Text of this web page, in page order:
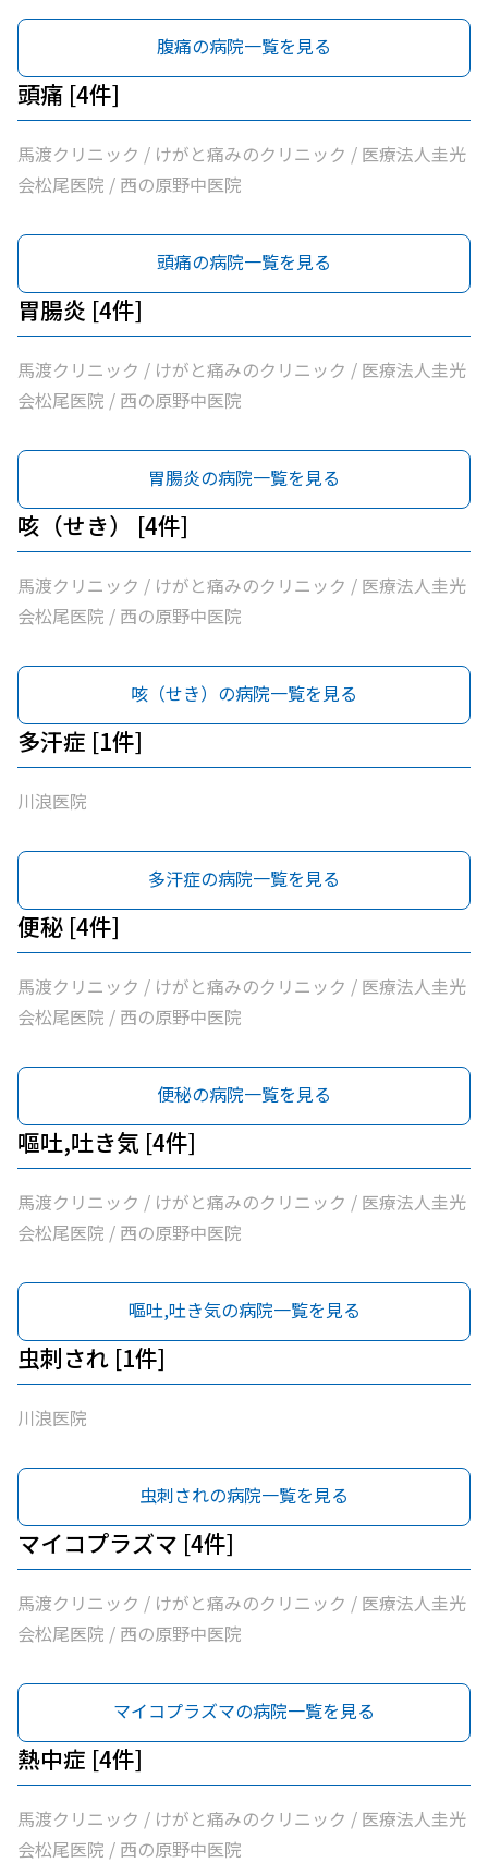
腹痛の病院一覧を見る
頭痛 [4件]
馬渡クリニック / けがと痛みのクリニック / 医療法人圭光
会松尾医院 / 西の原野中医院
頭痛の病院一覧を見る
胃腸炎 [4件]
馬渡クリニック / けがと痛みのクリニック / 医療法人圭光
会松尾医院 / 西の原野中医院
胃腸炎の病院一覧を見る
咳（せき） [4件]
馬渡クリニック / けがと痛みのクリニック / 医療法人圭光
会松尾医院 / 西の原野中医院
咳（せき）の病院一覧を見る
多汗症 [1件]
川浪医院
多汗症の病院一覧を見る
便秘 [4件]
馬渡クリニック / けがと痛みのクリニック / 医療法人圭光
会松尾医院 / 西の原野中医院
便秘の病院一覧を見る
嘔吐,吐き気 [4件]
馬渡クリニック / けがと痛みのクリニック / 医療法人圭光
会松尾医院 / 西の原野中医院
嘔吐,吐き気の病院一覧を見る
虫刺され [1件]
川浪医院
虫刺されの病院一覧を見る
マイコプラズマ [4件]
馬渡クリニック / けがと痛みのクリニック / 医療法人圭光
会松尾医院 / 西の原野中医院
マイコプラズマの病院一覧を見る
熱中症 [4件]
馬渡クリニック / けがと痛みのクリニック / 医療法人圭光
会松尾医院 / 西の原野中医院